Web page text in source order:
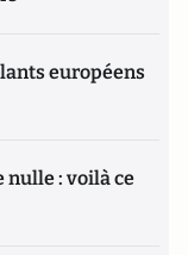
européens
nulle : voilà ce